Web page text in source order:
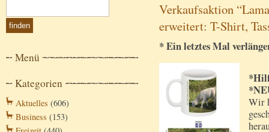
Menü
Kategorien
Aktuelles (606)
Business (153)
Verkaufsaktion
erweitert: T-Shirt,
* Ein letztes Mal
Wir